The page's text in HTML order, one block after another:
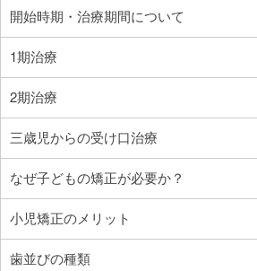
開始時期・治療期間について
1期治療
2期治療
三歳児からの受け口治療
なぜ子どもの矯正が必要か？
小児矯正のメリット
歯並びの種類